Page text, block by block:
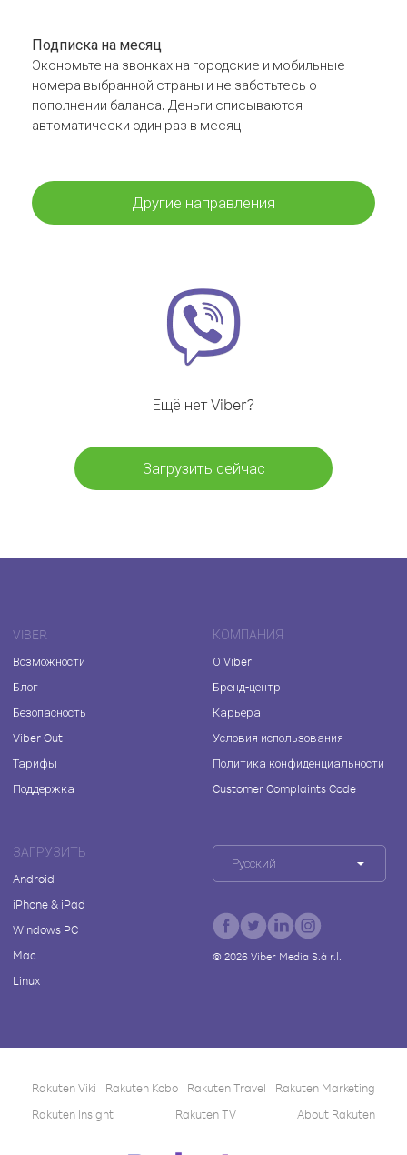
Подписка на месяц
Экономьте на звонках на городские и мобильные
номера выбранной страны и не заботьтесь о
пополнении баланса. Деньги списываются
автоматически один раз в месяц
Другие направления
Ещё нет Viber?
Загрузить сейчас
VIBER
Возможности
Блог
Безопасность
Viber Out
Тарифы
Поддержка
КОМПАНИЯ
О Viber
Бренд-центр
Карьера
Условия использования
Политика конфиденциальности
Customer Complaints Code
ЗАГРУЗИТЬ
Android
iPhone & iPad
Windows PC
Mac
Linux
Русский
© 2026Viber Media S.à r.l.
Rakuten Viki Rakuten Kobo Rakuten Travel
Rakuten Marketing
Rakuten Insight
Rakuten TV About Rakuten